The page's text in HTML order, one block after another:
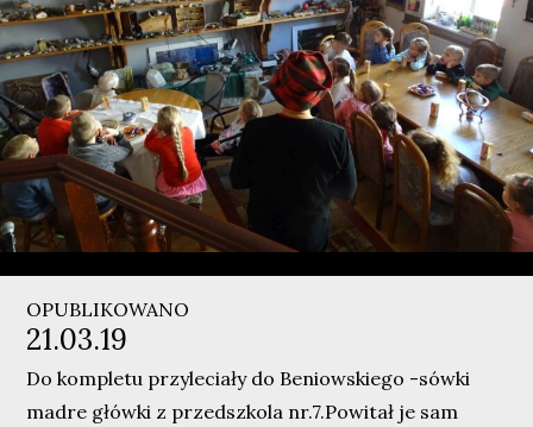
OPUBLIKOWANO
21.03.19
Do kompletu przyleciały do Beniowskiego -sówki
madre główki z przedszkola nr.7.Powitał je sam